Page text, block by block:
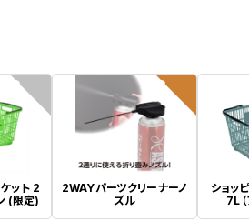
2
ット 2
(限定)
3
2WAYパーツクリーナーノ
ズル
ショッ
7L（